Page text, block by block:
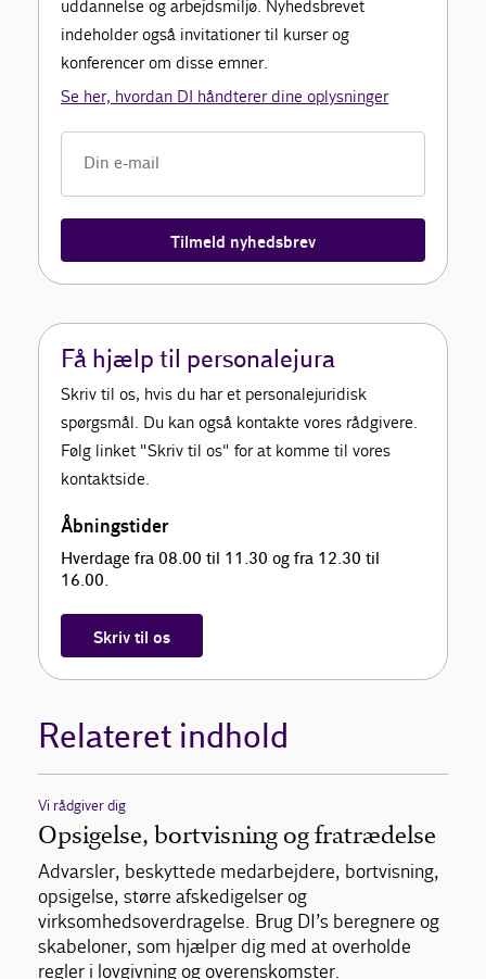
uddannelse og arbejdsmiljø. Nyhedsbrevet
indeholder også invitationer til kurser og
konferencer om disse emner.
Se her, hvordan DI håndterer dine oplysninger
Tilmeld nyhedsbrev
Få hjælp til personalejura
Skriv til os, hvis du har et personalejuridisk
spørgsmål. Du kan også kontakte vores rådgivere.
Følg linket "Skriv til os" for at komme til vores
kontaktside.
Åbningstider
Hverdage fra 08.00 til 11.30 og fra 12.30 til
16.00.
Skriv til os
Relateret indhold
Vi rådgiver dig
Opsigelse, bortvisning og fratrædelse
Advarsler, beskyttede medarbejdere, bortvisning,
opsigelse, større afskedigelser og
virksomhedsoverdragelse. Brug DI’s beregnere og
skabeloner, som hjælper dig med at overholde
regler i lovgivning og overenskomster.